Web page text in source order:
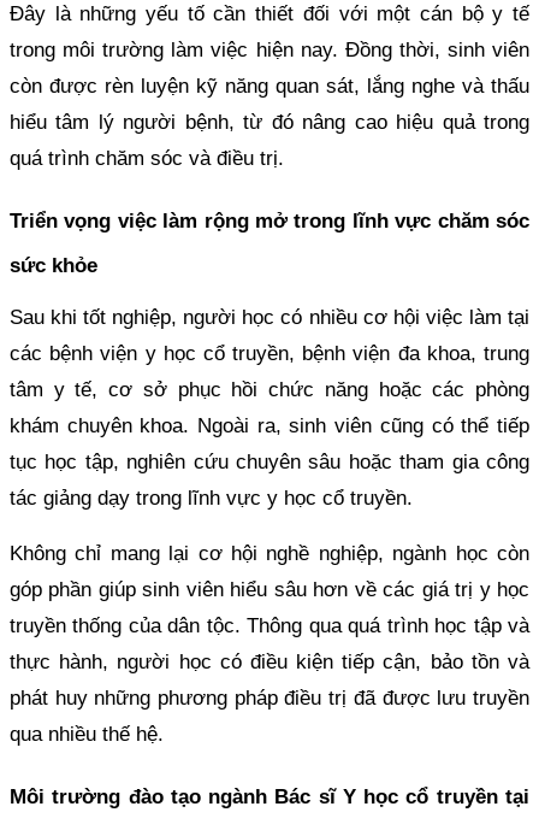
Đây là những yếu tố cần thiết đối với một cán bộ y tế
trong môi trường làm việc hiện nay. Đồng thời, sinh viên
còn được rèn luyện kỹ năng quan sát, lắng nghe và thấu
hiểu tâm lý người bệnh, từ đó nâng cao hiệu quả trong
quá trình chăm sóc và điều trị.
Triển vọng việc làm rộng mở trong lĩnh vực chăm sóc
sức khỏe
Sau khi tốt nghiệp, người học có nhiều cơ hội việc làm tại
các bệnh viện y học cổ truyền, bệnh viện đa khoa, trung
tâm y tế, cơ sở phục hồi chức năng hoặc các phòng
khám chuyên khoa. Ngoài ra, sinh viên cũng có thể tiếp
tục học tập, nghiên cứu chuyên sâu hoặc tham gia công
tác giảng dạy trong lĩnh vực y học cổ truyền.
Không chỉ mang lại cơ hội nghề nghiệp, ngành học còn
góp phần giúp sinh viên hiểu sâu hơn về các giá trị y học
truyền thống của dân tộc. Thông qua quá trình học tập và
thực hành, người học có điều kiện tiếp cận, bảo tồn và
phát huy những phương pháp điều trị đã được lưu truyền
qua nhiều thế hệ.
Môi trường đào tạo ngành Bác sĩ Y học cổ truyền tại